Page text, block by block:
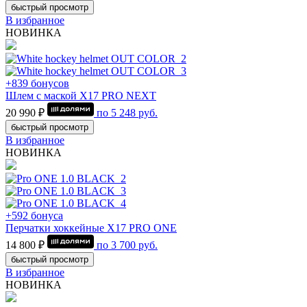
быстрый просмотр
В избранное
НОВИНКА
+839 бонусов
Шлем с маской Х17 PRO NEXT
20 990 ₽
по 5 248 руб.
быстрый просмотр
В избранное
НОВИНКА
+592 бонуса
Перчатки хоккейные Х17 PRO ONE
14 800 ₽
по 3 700 руб.
быстрый просмотр
В избранное
НОВИНКА